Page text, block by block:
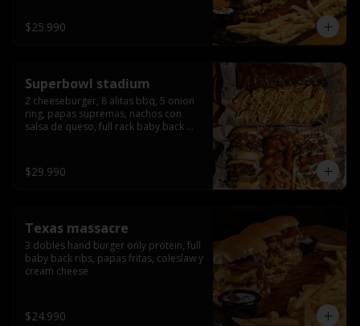
$25.990
Superbowl stadium
2 cheeseburger, 8 alitas bbq, 5 onion
ring, papas supremas, nachos con
salsa de queso, full rack baby back
$29.990
Texas massacre
3 dobles hand burger only protein, full
baby back ribs, papas fritas, coleslaw y
cream cheese
$24.990